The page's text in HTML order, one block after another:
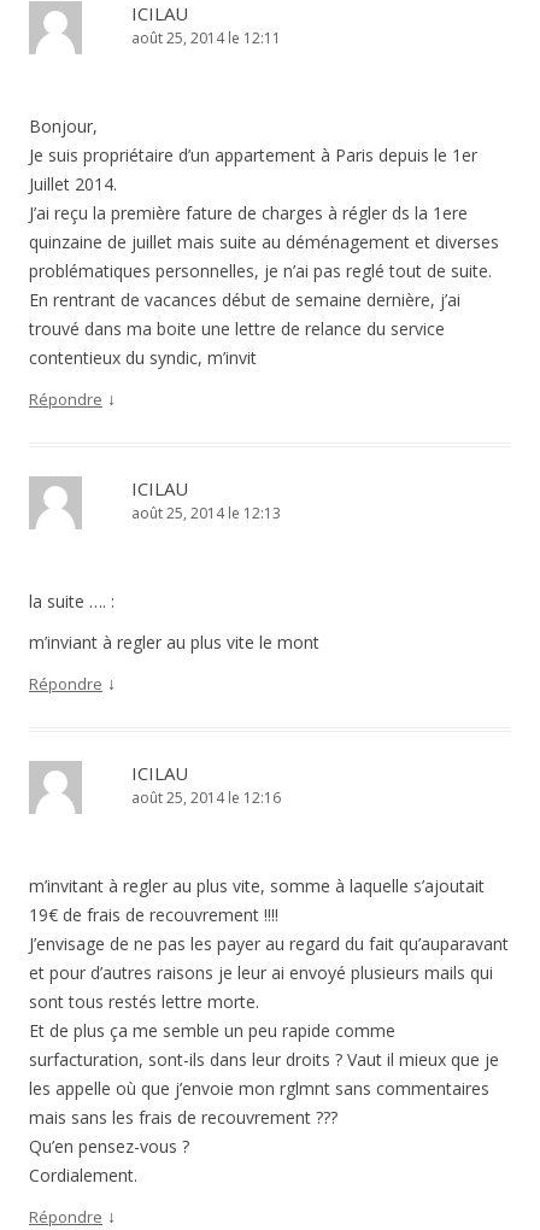
ICILAU
août 25, 2014 le 12:11
Bonjour,
Je suis propriétaire d’un appartement à Paris depuis le 1er
Juillet 2014.
J’ai reçu la première fature de charges à régler ds la 1ere
quinzaine de juillet mais suite au déménagement et diverses
problématiques personnelles, je n’ai pas reglé tout de suite.
En rentrant de vacances début de semaine dernière, j’ai
trouvé dans ma boite une lettre de relance du service
contentieux du syndic, m’invit
Répondre ↓
ICILAU
août 25, 2014 le 12:13
la suite …. :
m’inviant à regler au plus vite le mont
Répondre ↓
ICILAU
août 25, 2014 le 12:16
m’invitant à regler au plus vite, somme à laquelle s’ajoutait
19€ de frais de recouvrement !!!!
J’envisage de ne pas les payer au regard du fait qu’auparavant
et pour d’autres raisons je leur ai envoyé plusieurs mails qui
sont tous restés lettre morte.
Et de plus ça me semble un peu rapide comme
surfacturation, sont-ils dans leur droits ? Vaut il mieux que je
les appelle où que j’envoie mon rglmnt sans commentaires
mais sans les frais de recouvrement ???
Qu’en pensez-vous ?
Cordialement.
Répondre ↓